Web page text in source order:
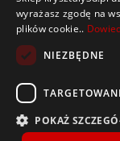
Kontakt
Pomoc Strona
Sklep prowadzony
NIP
wyrażasz zgodę na
plików cookie..
NIEZBĘDNE
POKAŻ